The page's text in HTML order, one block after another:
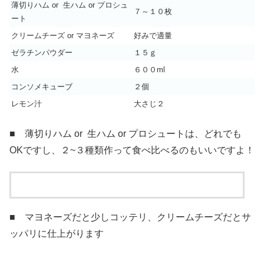
薄切りハム or 生ハム or プロシュ
ート
７～１０枚
クリームチーズ or マヨネーズ
好みで適量
ゼラチンパウダー
１５ｇ
水
６００ml
コンソメキューブ
２個
レモン汁
大さじ２
■ 薄切りハム or 生ハム or プロシュートは、どれでも
OKですし、２~３種類作って食べ比べるのもいいですよ！
■ マヨネーズだと少しコッテリ、クリームチーズだとサ
ッパリに仕上がります